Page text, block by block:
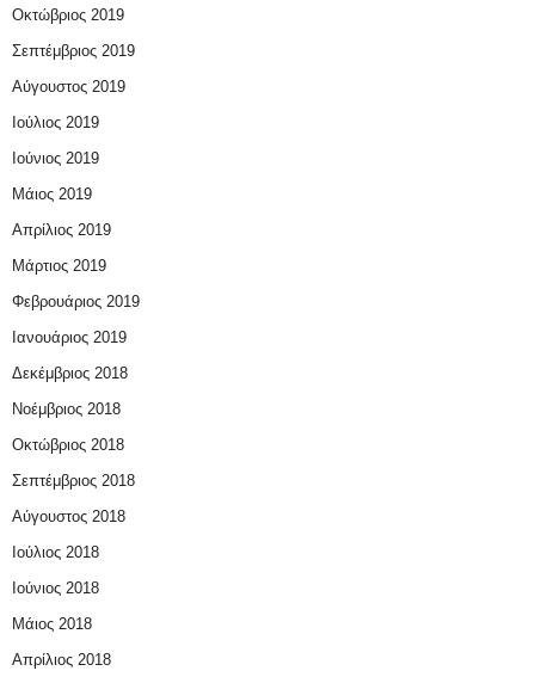
Οκτώβριος 2019
Σεπτέμβριος 2019
Αύγουστος 2019
Ιούλιος 2019
Ιούνιος 2019
Μάιος 2019
Απρίλιος 2019
Μάρτιος 2019
Φεβρουάριος 2019
Ιανουάριος 2019
Δεκέμβριος 2018
Νοέμβριος 2018
Οκτώβριος 2018
Σεπτέμβριος 2018
Αύγουστος 2018
Ιούλιος 2018
Ιούνιος 2018
Μάιος 2018
Απρίλιος 2018